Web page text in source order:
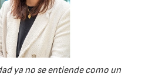
ya no se entiende como un